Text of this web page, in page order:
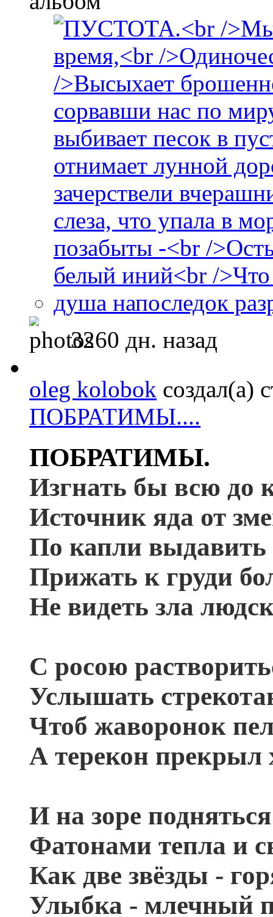
3260 дн. назад
oleg kolobok создал(а)
ПОБРАТИМЫ....
ПОБРАТИМЫ.
Изгнать бы всю до
Источник яда от
По капли выдавить
Прижать к груди
Не видеть зла
С росою
Услышать
Чтоб жаворонок
А терекон прекрыл
И на зоре
Фатонами тепла и
Как две звёзды -
Улыбка - млечный